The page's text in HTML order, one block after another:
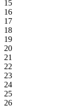
15
16
17
18
19
20
21
22
23
24
25
26